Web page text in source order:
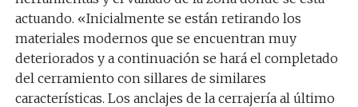
actuando. «Inicialmente se están retirando los
materiales modernos que se encuentran muy
deteriorados y a continuación se hará el completado
del cerramiento con sillares de similares
características. Los anclajes de la cerrajería al último